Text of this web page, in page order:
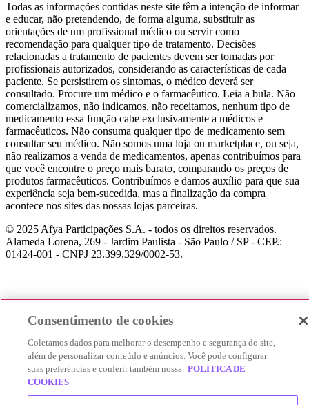
Todas as informações contidas neste site têm a intenção de informar
e educar, não pretendendo, de forma alguma, substituir as
orientações de um profissional médico ou servir como
recomendação para qualquer tipo de tratamento. Decisões
relacionadas a tratamento de pacientes devem ser tomadas por
profissionais autorizados, considerando as características de cada
paciente. Se persistirem os sintomas, o médico deverá ser
consultado. Procure um médico e o farmacêutico. Leia a bula. Não
comercializamos, não indicamos, não receitamos, nenhum tipo de
medicamento essa função cabe exclusivamente a médicos e
farmacêuticos. Não consuma qualquer tipo de medicamento sem
consultar seu médico. Não somos uma loja ou marketplace, ou seja,
não realizamos a venda de medicamentos, apenas contribuímos para
que você encontre o preço mais barato, comparando os preços de
produtos farmacêuticos. Contribuímos e damos auxílio para que sua
experiência seja bem-sucedida, mas a finalização da compra
acontece nos sites das nossas lojas parceiras.
© 2025 Afya Participações S.A. - todos os direitos reservados.
Alameda Lorena, 269 - Jardim Paulista - São Paulo / SP - CEP.:
01424-001 - CNPJ 23.399.329/0002-53.
Consentimento de cookies
Coletamos dados para melhorar o desempenho e segurança do site,
além de personalizar conteúdo e anúncios. Você pode configurar
suas preferências e conferir também nossa POLÍTICA DE
COOKIES